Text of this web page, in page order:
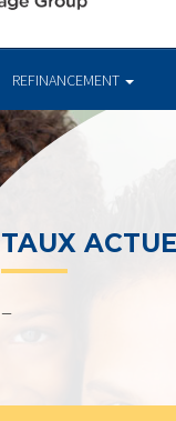
REFINANCEMENT
TAUX
–